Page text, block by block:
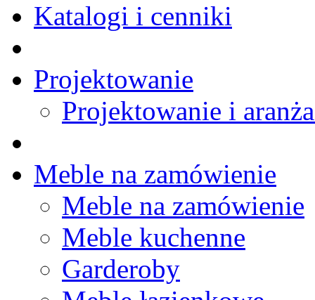
Katalogi i cenniki
Projektowanie
Projektowanie i
Meble na zamówienie
Meble na zamówienie
Meble kuchenne
Garderoby